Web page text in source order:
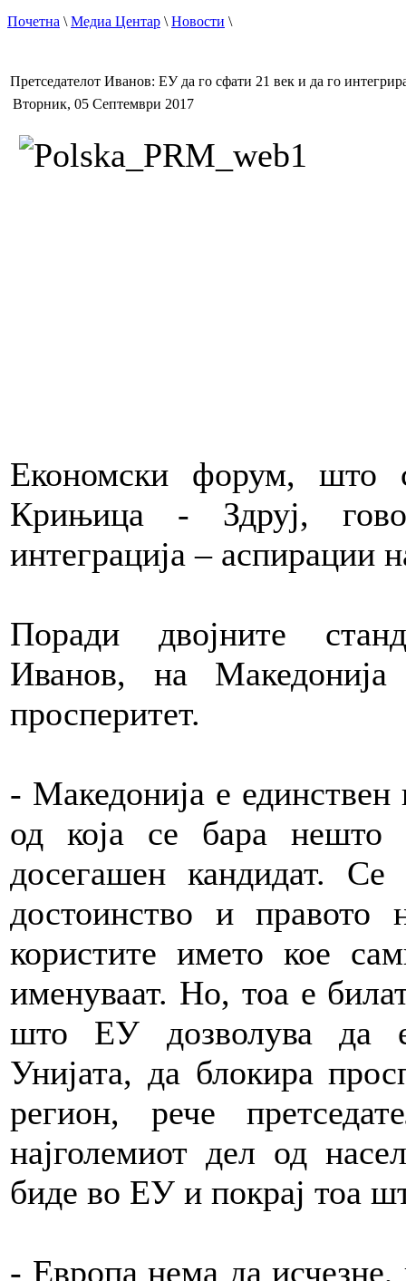
Почетна \Медиа Центар \Новости \
Претседателот Иванов: ЕУ да го сфати 21 век и да го
Вторник, 05 Септември 2017
Економски форум, што
Крињица - Здруј,
интеграција – аспирации
Поради двојните
Иванов, на
просперитет.
- Македонија е
од која се бара
досегашен кандидат. Се
достоинство и правото
користите името кое
именуваат. Но, тоа е
што ЕУ дозволува да
Унијата, да блокира
регион, рече
најголемиот дел од
биде во ЕУ и покрај тоа
- Европа нема да исчезне,